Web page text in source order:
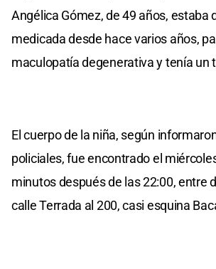
Angélica Gómez, de 49 años, estaba
medicada desde hace varios años,
maculopatía degenerativa y tenía un
El cuerpo de la niña, según
policiales, fue encontrado el
minutos después de las 22:00, entre
calle Terrada al 200, casi esquina